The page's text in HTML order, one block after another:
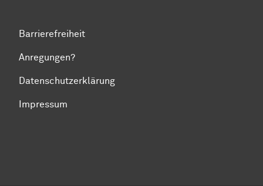
Barrierefreiheit
Anregungen?
Datenschutzerklärung
Impressum